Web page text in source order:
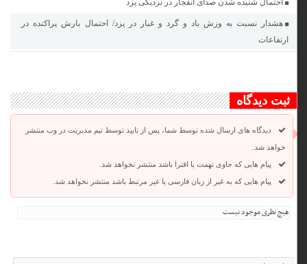
احتمال شنیده شدن صدای انفجار در نزدیکی یزد
هشدار نسبت به وزش باد و گرد و غبار در یزد/ احتمال بارش پراکنده در
ارتفاعات
ثبت دیدگاه
دیدگاه های ارسال شده توسط شما، پس از تایید توسط تیم مدیریت در وب منتشر
خواهد شد.
پیام هایی که حاوی تهمت یا افترا باشد منتشر نخواهد شد.
پیام هایی که به غیر از زبان فارسی یا غیر مرتبط باشد منتشر نخواهد شد.
هیچ نظری موجود نیست